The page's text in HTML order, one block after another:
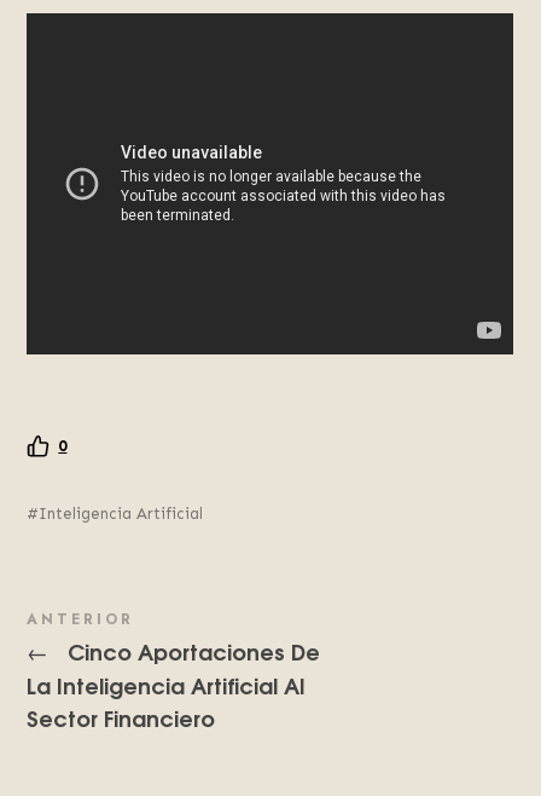
0
Inteligencia Artificial
ANTERIOR
←
Cinco Aportaciones De
La Inteligencia Artificial Al
Sector Financiero